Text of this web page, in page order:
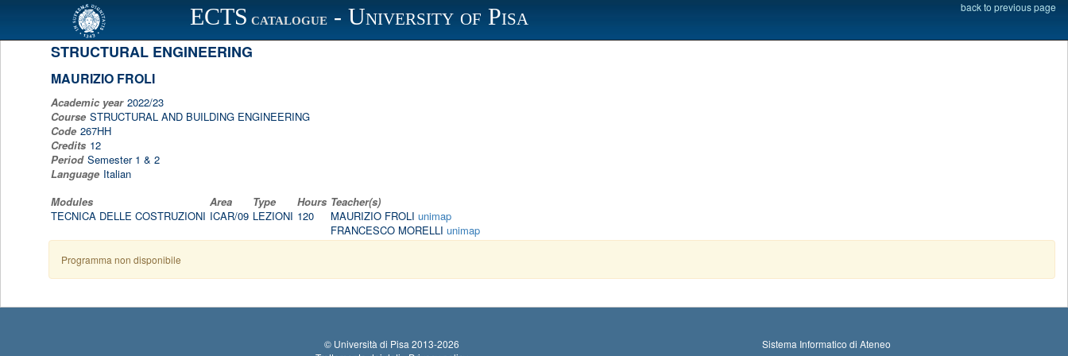
ECTS CATALOGUE - University of Pisa
back to previous page
Scheda programma d'esame
STRUCTURAL ENGINEERING
MAURIZIO FROLI
Academic year 2022/23
Course STRUCTURAL AND BUILDING ENGINEERING
Code 267HH
Credits 12
Period Semester 1 & 2
Language Italian
Modules
Area Type Hours Teacher(s)
TECNICA DELLE COSTRUZIONI ICAR/09 LEZIONI 120 MAURIZIO FROLI unimap
FRANCESCO MORELLI unimap
Programma non disponibile
© Università di Pisa 2013-2026
Sistema Informatico di Ateneo